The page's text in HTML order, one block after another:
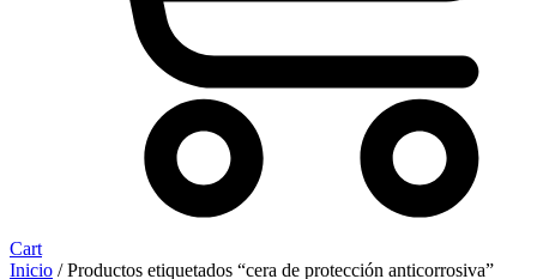
Cart
Inicio / Productos etiquetados “cera de protección anticorrosiva”